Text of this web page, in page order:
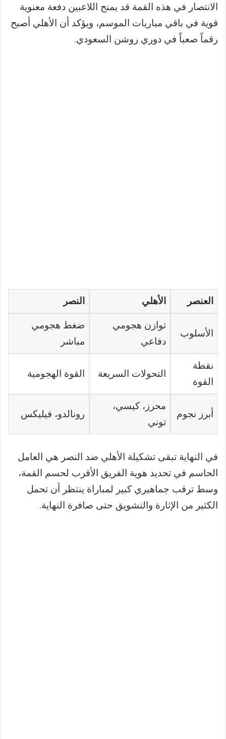
الانتصار في هذه القمة قد يمنح اللاعبين دفعة معنوية
قوية في باقي مباريات الموسم، ويؤكد أن الأهلي أصبح
رقماً صعباً في دوري روشن السعودي.
العنصر الأهلي النصر
الأسلوب
توازن هجومي
دفاعي
ضغط هجومي
مباشر
نقطة
القوة
التحولات السريعة القوة الهجومية
أبرز نجوم
محرز، كيسي،
توني
رونالدو، فيليكس
في النهاية تبقى تشكيلة الأهلي ضد النصر هي العامل
الحاسم في تحديد هوية الفريق الأقرب لحسم القمة،
وسط ترقب جماهيري كبير لمباراة ينتظر أن تحمل
الكثير من الإثارة والتشويق حتى صافرة النهاية.